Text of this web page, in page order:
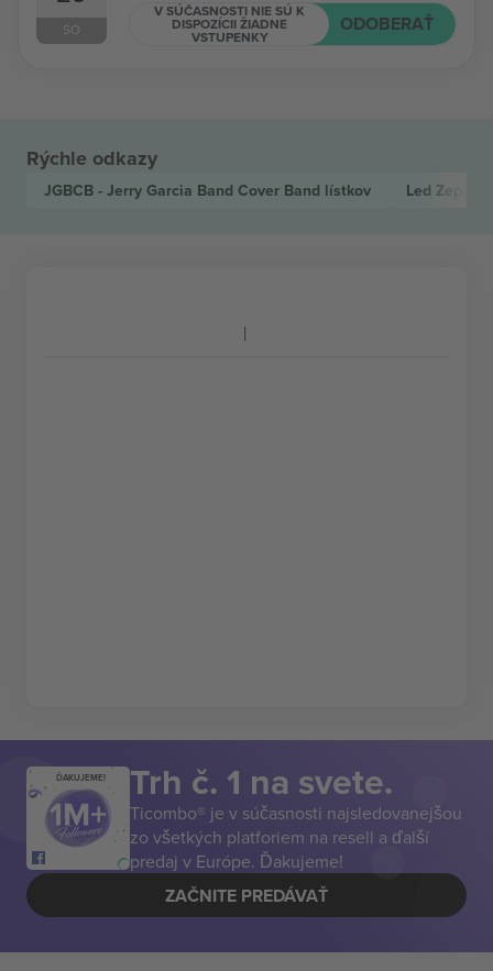
SO
V SÚČASNOSTI NIE SÚ K
DISPOZÍCII ŽIADNE
VSTUPENKY
ODOBERAŤ
Rýchle odkazy
JGBCB - Jerry Garcia Band Cover Band lístkov Led
ĎAKUJEME! Trh č. 1 na svete.
Ticombo® je v súčasnosti najsledovanejšou
zo všetkých platforiem na resell a ďalší
predaj v Európe. Ďakujeme!
ZAČNITE PREDÁVAŤ